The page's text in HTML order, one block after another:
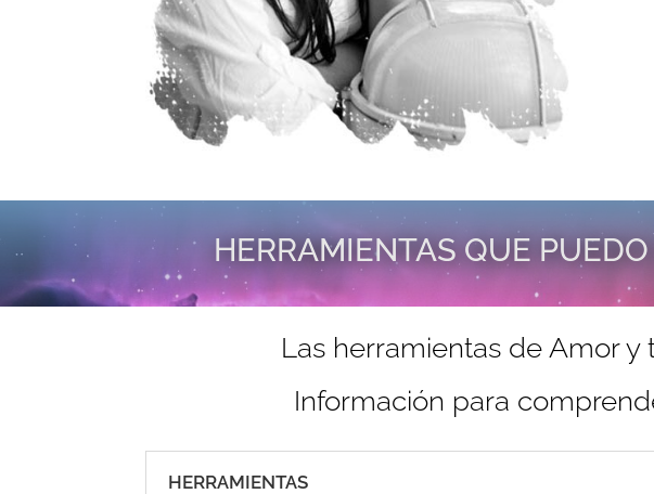
HERRAMIENTAS QUE
Las herramientas de Amor
Información para
HERRAMIENTAS